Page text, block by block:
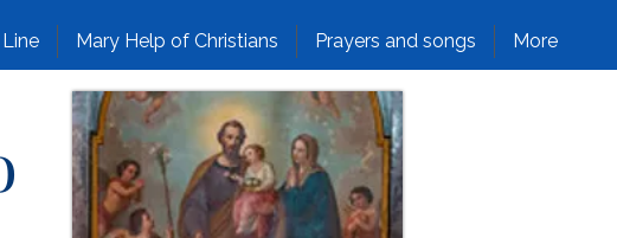
Mary Help of Christians Prayers and songs More